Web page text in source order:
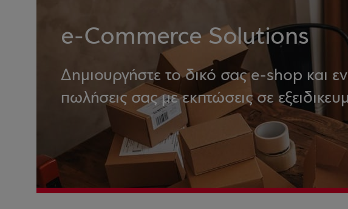
e-Commerce Solutions
Δημιουργήστε το δικό σας e-shop και
πωλήσεις σας με εκπτώσεις σε